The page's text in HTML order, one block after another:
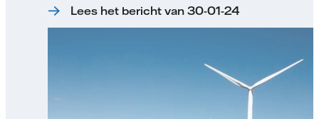
Lees het bericht van 30-01-24